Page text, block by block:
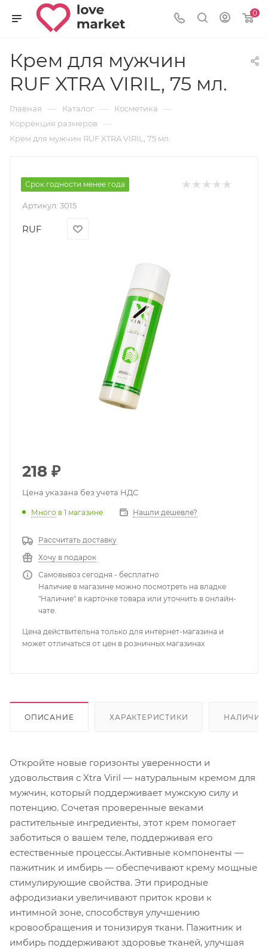
0
Крем для мужчин
RUF XTRA VIRIL, 75 мл.
Главная — Каталог — Косметика —
Коррекция размеров —
Крем для мужчин RUF XTRA VIRIL, 75 мл.
Срок годности менее года
Артикул: 3015
RUF
218 ₽
Цена указана без учета НДС
Много в 1 магазине Нашли дешевле?
Рассчитать доставку
Хочу в подарок
Самовывоз сегодня - бесплатно
Наличие в магазине можно посмотреть на владке
"Наличие" в карточке товара или уточнить в онлайн-
чате.
Цена действительна только для интернет-магазина и
может отличаться от цен в розничных магазинах
ОПИСАНИЕ ХАРАКТЕРИСТИКИ НАЛИЧИЕ
Откройте новые горизонты уверенности и
удовольствия с Xtra Viril — натуральным кремом для
мужчин, который поддерживает мужскую силу и
потенцию. Сочетая проверенные веками
растительные ингредиенты, этот крем помогает
заботиться о вашем теле, поддерживая его
естественные процессы.Активные компоненты —
пажитник и имбирь — обеспечивают крему мощные
стимулирующие свойства. Эти природные
афродизиаки увеличивают приток крови к
интимной зоне, способствуя улучшению
кровообращения и тонизируя ткани. Пажитник и
имбирь поддерживают здоровье тканей, улучшая